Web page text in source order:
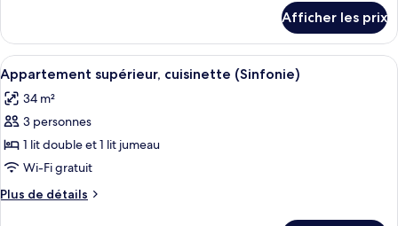
Studio,
lit
jumeau,
cuisinette,
rez-
de-
chaussée
(Cottage)
Studio,
lit
jumeau,
cuisinette,
rez-
chaussée
(Cottage)
Afficher les prix
Afficher
toutes
les
photos
pour
ce
type
de
Une chambre à coucher avec un lit,
7
Appartement supérieur, cuisinette (Sinfonie)
34 m²
3 personnes
1 lit double et 1 lit jumeau
Wi-Fi gratuit
Plus de détails
Plus